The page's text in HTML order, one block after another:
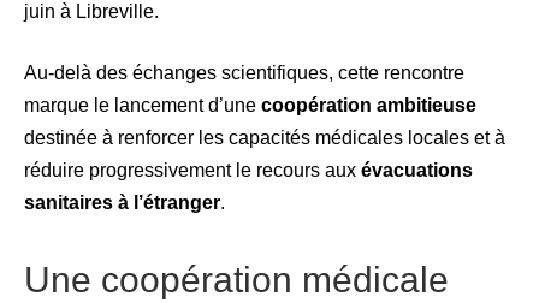
juin à Libreville.
Au-delà des échanges scientifiques, cette rencontre
marque le lancement d’une coopération ambitieuse
destinée à renforcer les capacités médicales locales et à
réduire progressivement le recours aux évacuations
sanitaires à l’étranger.
Une coopération médicale